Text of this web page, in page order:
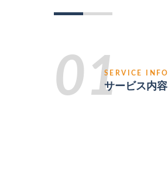
01SERVICE INFO
サービス内容